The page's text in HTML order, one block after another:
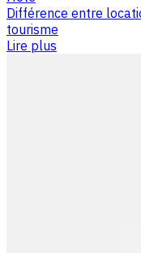
Différence entre
tourisme
Lire plus